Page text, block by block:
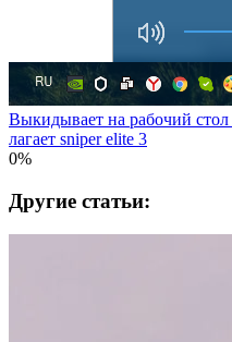
Выкидывает на рабочий
лагает sniper elite 3
0%
Другие статьи: